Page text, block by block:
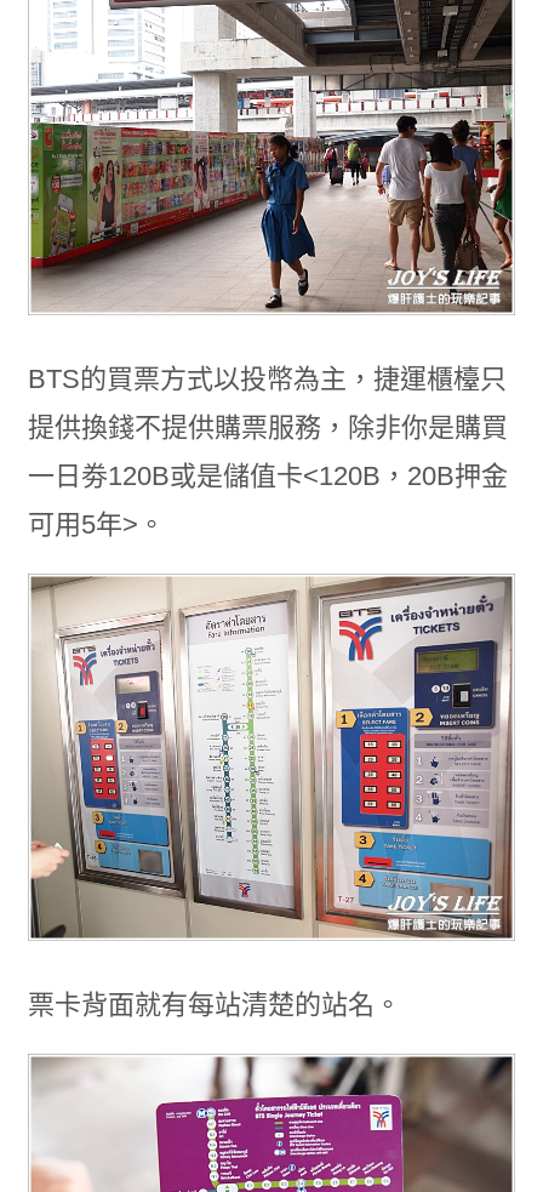
BTS的買票方式以投幣為主，捷運櫃檯只
提供換錢不提供購票服務，除非你是購買
一日劵120B或是儲值卡<120B，20B押金
可用5年>。
票卡背面就有每站清楚的站名。